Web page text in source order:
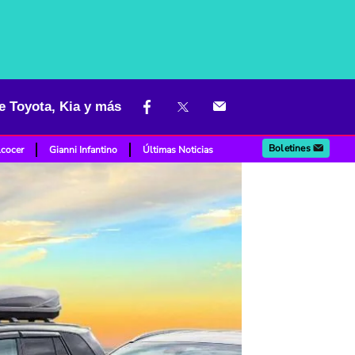
Toyota, Kia y más
Gianni Infantino Últimas Noticias Boletines